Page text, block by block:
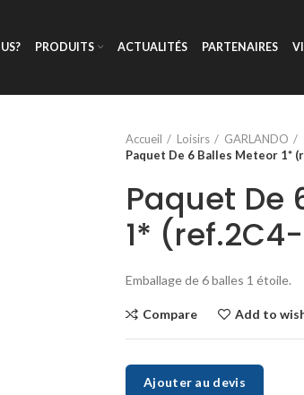
PRODUITS ACTUALITÉS PARTENAIRES
Accueil Loisirs GARLANDO
Paquet De 6 Balles Meteor 1*
Paquet De
1* (ref.2C4-
Emballage de 6 balles 1 étoile.
Compare Add to
Ajouter au devis